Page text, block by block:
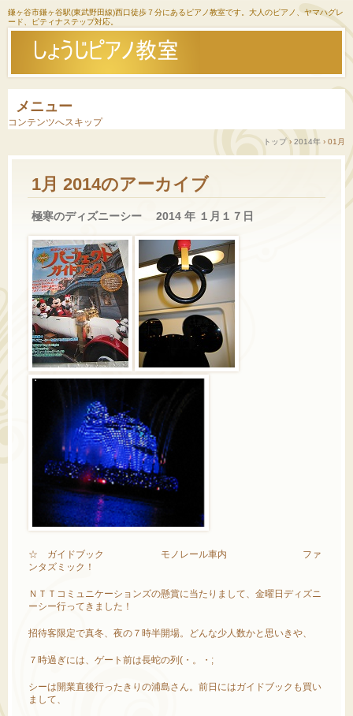
鎌ヶ谷市鎌ヶ谷駅(東武野田線)西口徒歩７分にあるピアノ教室です。大人のピアノ、ヤマハグレ
ード、ピティナステップ対応。
メニュー
コンテンツへスキップ
トップ › 2014年 › 01月
1月 2014のアーカイブ
極寒のディズニーシー 2014 年 １月１７日
☆ ガイドブック モノレール車内 ファ
ンタズミック！
ＮＴＴコミュニケーションズの懸賞に当たりまして、金曜日ディズニ
ーシー行ってきました！
招待客限定で真冬、夜の７時半開場。どんな少人数かと思いきや、
７時過ぎには、ゲート前は長蛇の列(・。・;
シーは開業直後行ったきりの浦島さん。前日にはガイドブックも買い
まして、